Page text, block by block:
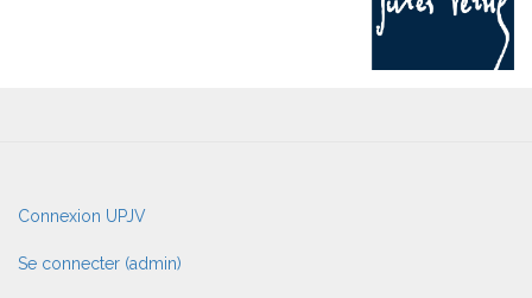
User
account
menu
Connexion UPJV
Se connecter (admin)